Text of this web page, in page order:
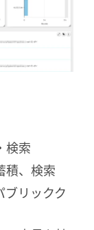
検索
積、検索
リックク